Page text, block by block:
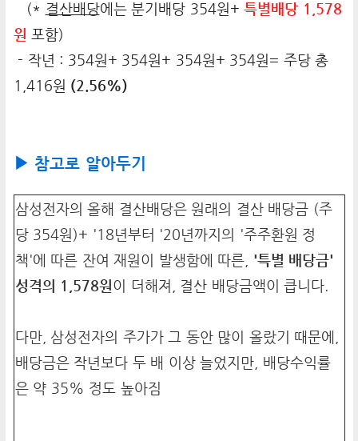
(* 결산배당에는 분기배당 354원+ 특별배당 1,578
원 포함)
- 작년 : 354원+ 354원+ 354원+ 354원= 주당 총
1,416원 (2.56%)
▶ 참고로 알아두기
삼성전자의 올해 결산배당은 원래의 결산 배당금 (주
당 354원)+ '18년부터 '20년까지의 '주주환원 정
책'에 따른 잔여 재원이 발생함에 따른, '특별 배당금'
성격의 1,578원 이 더해져, 결산 배당금액이 큽니다.
다만, 삼성전자의 주가가 그 동안 많이 올랐기 때문에,
배당금은 작년보다 두 배 이상 늘었지만, 배당수익률
은 약 35% 정도 높아짐